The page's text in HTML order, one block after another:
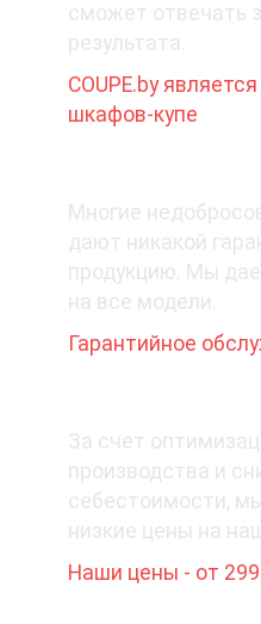
сможет отвечать
результата.
COUPE.by
шкафов-купе
Многие
дают никакой
продукцию. Мы
на все модели.
Гарантийное
За счет
производства и
себестоимости,
низкие цены на
Наши цены - от